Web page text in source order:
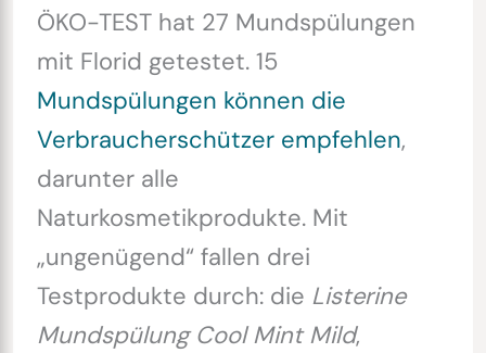
ÖKO-TEST hat 27 Mundspülungen
mit Florid getestet. 15
Mundspülungen können die
Verbraucherschützer empfehlen,
darunter alle
Naturkosmetikprodukte. Mit
„ungenügend“ fallen drei
Testprodukte durch: die Listerine
Mundspülung Cool Mint Mild,